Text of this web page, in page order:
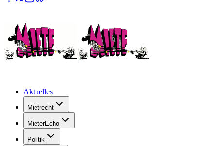
Aktuelles
Mietrecht
MieterEcho
Politik